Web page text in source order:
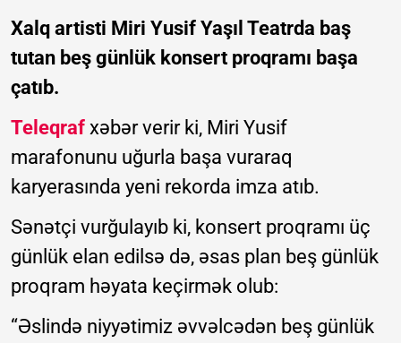
Xalq artisti Miri Yusif Yaşıl Teatrda baş
tutan beş günlük konsert proqramı başa
çatıb.
Teleqraf xəbər verir ki, Miri Yusif
marafonunu uğurla başa vuraraq
karyerasında yeni rekorda imza atıb.
Sənətçi vurğulayıb ki, konsert proqramı üç
günlük elan edilsə də, əsas plan beş günlük
proqram həyata keçirmək olub:
“Əslində niyyətimiz əvvəlcədən beş günlük